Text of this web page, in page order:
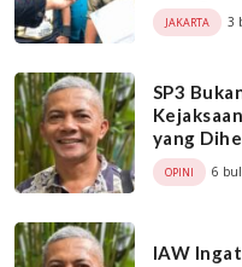
JAKARTA 3
SP3
yang
Audit
OPINI 6
IAW